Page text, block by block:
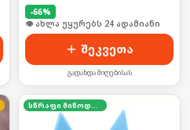
-66%
🛒 ბოლო 24სთ-ში იყიდა 32-მა
შეკვეთა
გადახდა მიღებისას
სწრაფი მიწოდება